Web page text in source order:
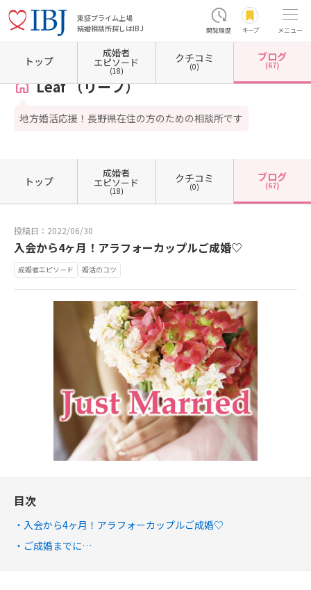
東証プライム上場
結婚相談所探しはIBJ
閲覧履歴 キープ メニュー
ホーム 長野県の結婚相談所 長野県飯田市 Leaf （リーフ） カウンセラーブログ一覧
Leaf （リーフ）
地方婚活応援！長野県在住の方のための相談所です
トップ
成婚者
エピソード
(18)
クチコミ
(0)
ブログ
(67)
トップ
成婚者
エピソード
(18)
クチコミ
(0)
ブログ
(67)
投稿日：2022/06/30
入会から4ヶ月！アラフォーカップルご成婚♡
成婚者エピソード 婚活のコツ
目次
入会から4ヶ月！アラフォーカップルご成婚♡
ご成婚までに…